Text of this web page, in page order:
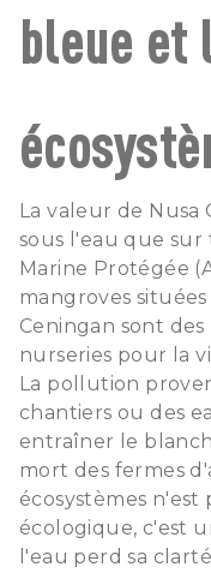
bleue et
La valeur de
sous l'eau que sur
Marine Protégée
mangroves
Ceningan sont
nurseries pour la
La pollution
chantiers ou des
entraîner le
mort des fermes
écosystèmes
écologique, c'est
l'eau perd sa